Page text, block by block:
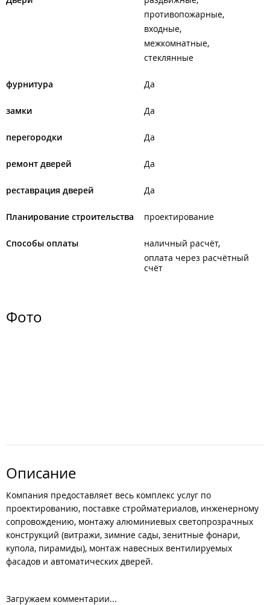
противопожарные
входные
межкомнатные
стеклянные
фурнитура Да
замки Да
перегородки Да
ремонт дверей Да
реставрация дверей Да
Планирование строительства проектирование
Способы оплаты
наличный расчёт
оплата через расчётный
счёт
Фото
Описание
Компания предоставляет весь комплекс услуг по
проектированию, поставке стройматериалов, инженерному
сопровождению, монтажу алюминиевых светопрозрачных
конструкций (витражи, зимние сады, зенитные фонари,
купола, пирамиды), монтаж навесных вентилируемых
фасадов и автоматических дверей.
Загружаем комментарии...